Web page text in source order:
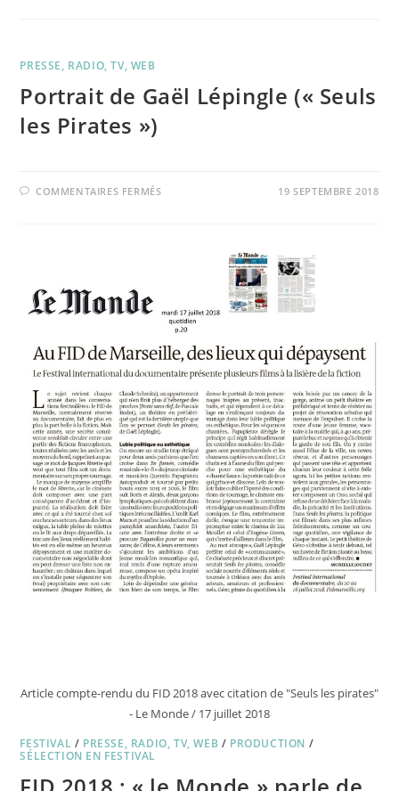
PRESSE, RADIO, TV, WEB
Portrait de Gaël Lépingle (« Seuls
les Pirates »)
COMMENTAIRES FERMÉSSUR 19 SEPTEMBRE 2018
Article compte-rendu du FID 2018 avec citation de "Seuls les pirates"
- Le Monde / 17 juillet 2018
FESTIVAL / PRESSE, RADIO, TV, WEB / PRODUCTION /
SÉLECTION EN FESTIVAL